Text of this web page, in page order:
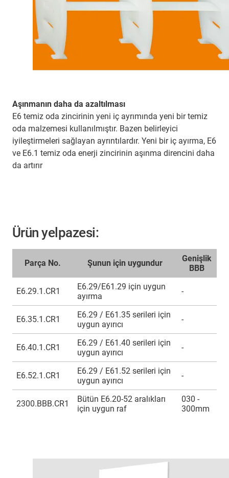
Aşınmanın daha da azaltılması
E6 temiz oda zincirinin yeni iç ayrımında yeni bir temiz
oda malzemesi kullanılmıştır. Bazen belirleyici
iyileştirmeleri sağlayan ayrıntılardır. Yeni bir iç ayırma, E6
ve E6.1 temiz oda enerji zincirinin aşınma direncini daha
da artırır
Ürün yelpazesi:
Parça No. Şunun için uygundur
Genişlik
BBB
E6.29.1.CR1
E6.29/E61.29 için uygun
ayırma
-
E6.35.1.CR1
E6.29 / E61.35 serileri için
uygun ayırıcı
-
E6.40.1.CR1
E6.29 / E61.40 serileri için
uygun ayırıcı
-
E6.52.1.CR1
E6.29 / E61.52 serileri için
uygun ayırıcı
-
2300.BBB.CR1
Bütün E6.20-52 aralıkları
için uygun raf
030 -
300mm